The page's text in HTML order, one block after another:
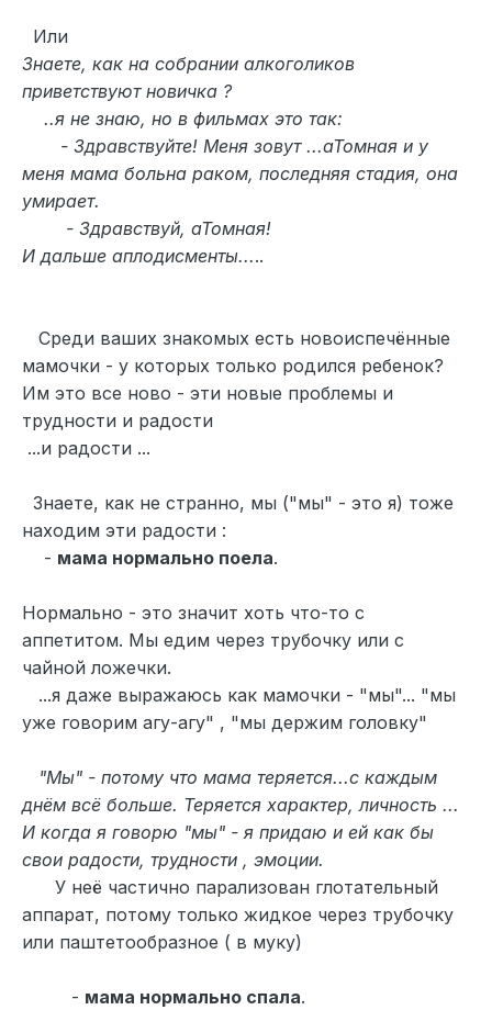
Или
Знаете, как на собрании алкоголиков
приветствуют новичка ?
..я не знаю, но в фильмах это так:
- Здравствуйте! Меня зовут ...аТомная и у
меня мама больна раком, последняя стадия, она
умирает.
- Здравствуй, аТомная!
И дальше аплодисменты.....
Среди ваших знакомых есть новоиспечённые
мамочки - у которых только родился ребенок?
Им это все ново - эти новые проблемы и
трудности и радости
...и радости ...
Знаете, как не странно, мы ("мы" - это я) тоже
находим эти радости :
- мама нормально поела.
Нормально - это значит хоть что-то с
аппетитом. Мы едим через трубочку или с
чайной ложечки.
...я даже выражаюсь как мамочки - "мы"... "мы
уже говорим агу-агу" , "мы держим головку"
"Мы" - потому что мама теряется...с каждым
днём всё больше. Теряется характер, личность ...
И когда я говорю "мы" - я придаю и ей как бы
свои радости, трудности , эмоции.
У неё частично парализован глотательный
аппарат, потому только жидкое через трубочку
или паштетообразное ( в муку)
- мама нормально спала.